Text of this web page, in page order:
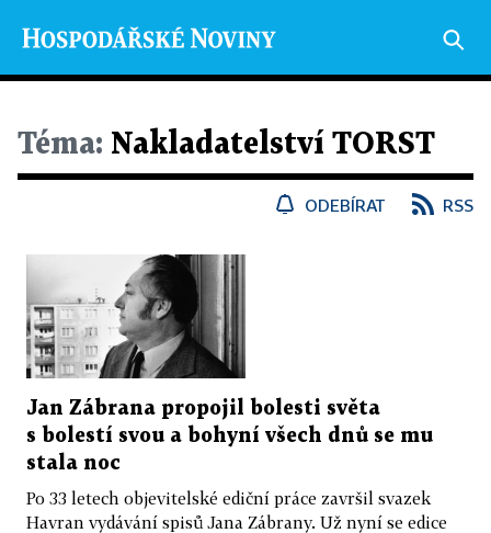
Téma: Nakladatelství TORST
ODEBÍRAT RSS
Jan Zábrana propojil bolesti světa
s bolestí svou a bohyní všech dnů se mu
stala noc
Po 33 letech objevitelské ediční práce završil svazek
Havran vydávání spisů Jana Zábrany. Už nyní se edice